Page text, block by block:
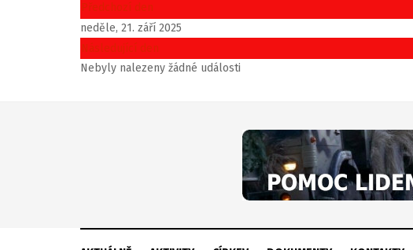
Předchozí den
neděle, 21. září 2025
Následující den
Nebyly nalezeny žádné události